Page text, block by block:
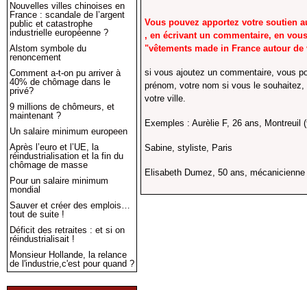
Nouvelles villes chinoises en
France : scandale de l’argent
public et catastrophe
industrielle européenne ?
Alstom symbole du
renoncement
Comment a-t-on pu arriver à
40% de chômage dans le
privé?
9 millions de chômeurs, et
maintenant ?
Un salaire minimum europeen
Après l’euro et l’UE, la
réindustrialisation et la fin du
chômage de masse
Pour un salaire minimum
mondial
Sauver et créer des emplois…
tout de suite !
Déficit des retraites : et si on
réindustrialisait !
Monsieur Hollande, la relance
de l'industrie,c'est pour quand ?
Vous pouvez apportez votre soutien
, en écrivant un commentaire, en
"vêtements made in France autour
si vous ajoutez un commentaire, vous
prénom, votre nom si vous le
votre ville.
Exemples : Aurèlie F, 26 ans, Montreuil
Sabine, styliste, Paris
Elisabeth Dumez, 50 ans,